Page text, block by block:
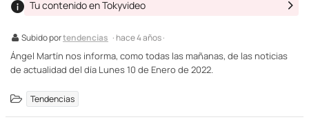
Subido portendencias · hace 4 años ·
Tu contenido en Tokyvideo
Ángel Martín nos informa, como todas las mañanas, de las noticias
de actualidad del día Lunes 10 de Enero de 2022.
Tendencias